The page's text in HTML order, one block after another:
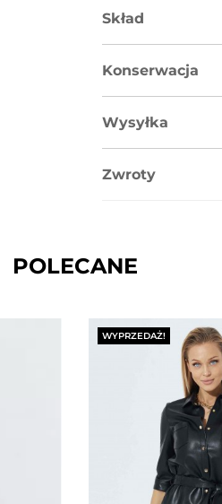
Skład
Konserwacja
Wysyłka
Zwroty
POLECANE
WYPRZEDAŻ!